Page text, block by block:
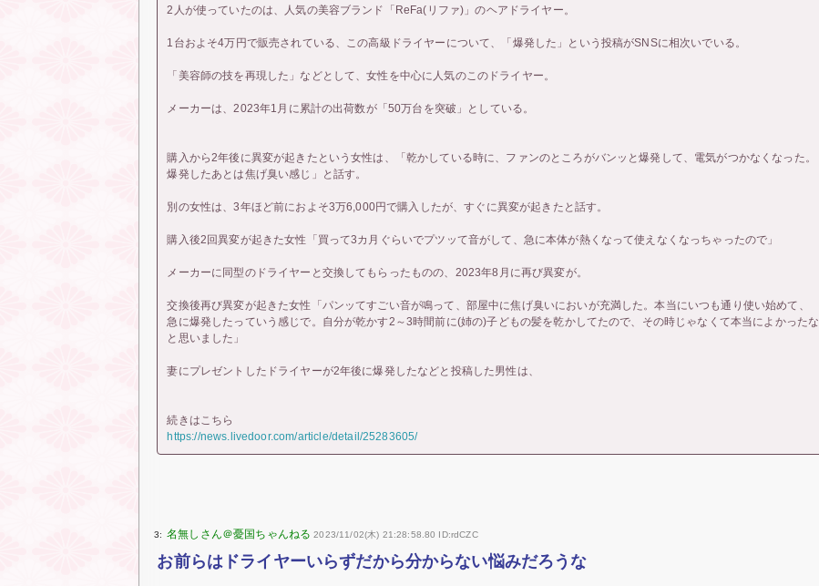
2人が使っていたのは、人気の美容ブランド「ReFa(リファ)」のヘアドライヤー。
1台およそ4万円で販売されている、この高級ドライヤーについて、「爆発した」という投稿がSNSに相次いでいる。
「美容師の技を再現した」などとして、女性を中心に人気のこのドライヤー。
メーカーは、2023年1月に累計の出荷数が「50万台を突破」としている。
購入から2年後に異変が起きたという女性は、「乾かしている時に、ファンのところがバンッと爆発して、電気がつかなくなった。
爆発したあとは焦げ臭い感じ」と話す。
別の女性は、3年ほど前におよそ3万6,000円で購入したが、すぐに異変が起きたと話す。
購入後2回異変が起きた女性「買って3カ月ぐらいでプツッて音がして、急に本体が熱くなって使えなくなっちゃったので」
メーカーに同型のドライヤーと交換してもらったものの、2023年8月に再び異変が。
交換後再び異変が起きた女性「パンッてすごい音が鳴って、部屋中に焦げ臭いにおいが充満した。本当にいつも通り使い始めて、
急に爆発したっていう感じで。自分が乾かす2～3時間前に(姉の)子どもの髪を乾かしてたので、その時じゃなくて本当によかったな
と思いました」
妻にプレゼントしたドライヤーが2年後に爆発したなどと投稿した男性は、
続きはこちら
https://news.livedoor.com/article/detail/25283605/
3: 2023/11/02(木) 21:28:58.80 ID:rdCZC
お前らはドライヤーいらずだから分からない悩みだろうな